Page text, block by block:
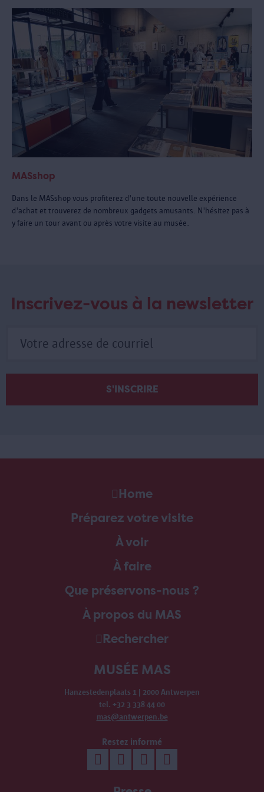
MASshop
Dans le MASshop vous profiterez d'une toute nouvelle expérience
d'achat et trouverez de nombreux gadgets amusants. N'hésitez pas à
y faire un tour avant ou après votre visite au musée.
Inscrivez-vous à la newsletter
Home
Préparez votre visite
À voir
À faire
Que préservons-nous ?
À propos du MAS
Rechercher
MUSÉE MAS
Hanzestedenplaats 1 | 2000 Antwerpen
tel. +32 3 338 44 00
mas@antwerpen.be
Restez informé